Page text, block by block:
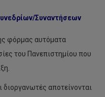
Συναντήσεων
φόρμας αυτόματα
του Πανεπιστημίου που
αποτείνονται